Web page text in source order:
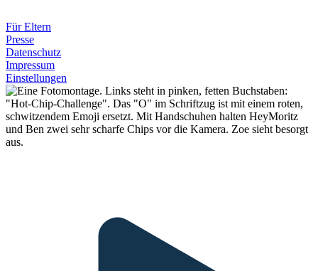
Für Eltern
Presse
Datenschutz
Impressum
Einstellungen